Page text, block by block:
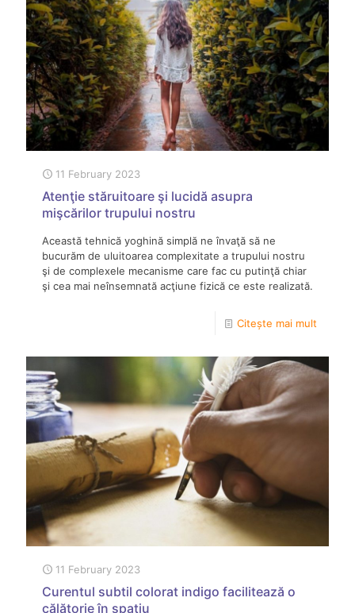
11 February 2023
Atenţie stăruitoare şi lucidă asupra
mişcărilor trupului nostru
Această tehnică yoghină simplă ne învaţă să ne
bucurăm de uluitoarea complexitate a trupului nostru
şi de complexele mecanisme care fac cu putinţă chiar
şi cea mai neînsemnată acţiune fizică ce este realizată.
Citește mai mult
11 February 2023
Curentul subtil colorat indigo facilitează o
călătorie în spaţiu